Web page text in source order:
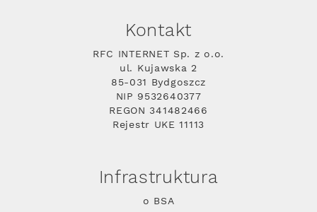
Kontakt
RFC INTERNET Sp. z o.o.
ul. Kujawska 2
85-031 Bydgoszcz
NIP 9532640377
REGON 341482466
Rejestr UKE 11113
Infrastruktura
o BSA